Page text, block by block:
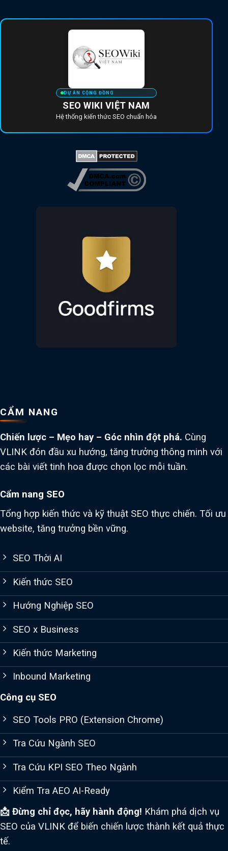
DỰ ÁN CỘNG ĐỒNG
SEO WIKI VIỆT NAM
Hệ thống kiến thức SEO chuẩn hóa
CẨM NANG
Chiến lược – Mẹo hay – Góc nhìn đột phá. Cùng
VLINK đón đầu xu hướng, tăng trưởng thông minh với
các bài viết tinh hoa được chọn lọc mỗi tuần.
Cẩm nang SEO
Tổng hợp kiến thức và kỹ thuật SEO thực chiến. Tối ưu
website, tăng trưởng bền vững.
SEO Thời AI
Kiến thức SEO
Hướng Nghiệp SEO
SEO x Business
Kiến thức Marketing
Inbound Marketing
Công cụ SEO
SEO Tools PRO (Extension Chrome)
Tra Cứu Ngành SEO
Tra Cứu KPI SEO Theo Ngành
Kiểm Tra AEO AI-Ready
📩 Đừng chỉ đọc, hãy hành động! Khám phá dịch vụ
SEO của VLINK để biến chiến lược thành kết quả thực
tế.